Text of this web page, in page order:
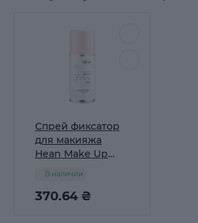
Спрей фиксатор
для макияжа
Hean Make Up
В наличии
370.64 ₴